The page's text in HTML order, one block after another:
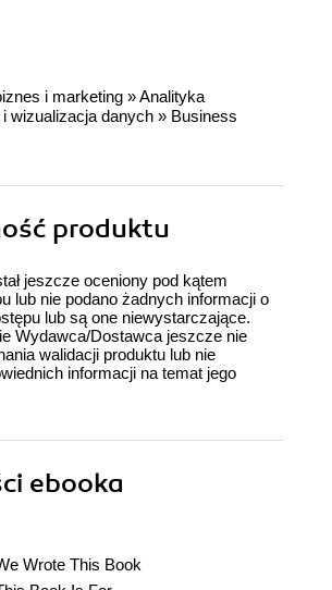
i marketing »Analityka
wizualizacja danych » Business
produktu
jeszcze oceniony pod kątem
lub nie podano żadnych informacji o
lub są one niewystarczające.
Wydawca/Dostawca jeszcze nie
walidacji produktu lub nie
informacji na temat jego
ebooka
Wrote This Book